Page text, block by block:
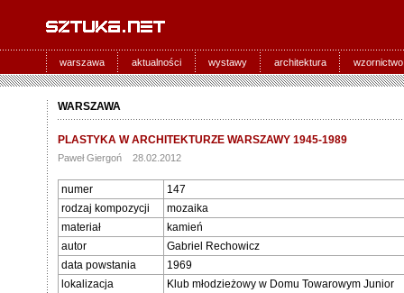
warszawa aktualności wystawy architektura wzornictwo
WARSZAWA
PLASTYKA W ARCHITEKTURZE WARSZAWY 1945-1989
Paweł Giergoń 28.02.2012
numer
147
rodzaj kompozycji
mozaika
materiał
kamień
autor
Gabriel Rechowicz
data powstania
1969
lokalizacja
Klub młodzieżowy w Domu Towarowym Junior